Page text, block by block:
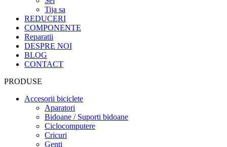
Tija sa
REDUCERI
COMPONENTE
Reparatii
DESPRE NOI
BLOG
CONTACT
PRODUSE
Accesorii biciclete
Aparatori
Bidoane / Suporti bidoane
Ciclocomputere
Cricuri
Genti